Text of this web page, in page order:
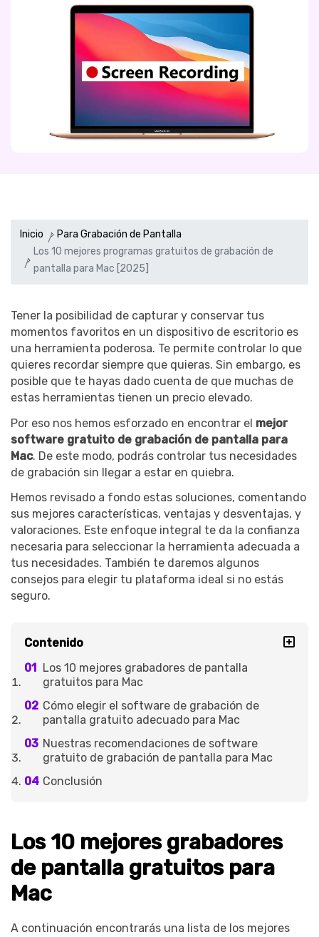
Inicio
Para Grabación de Pantalla
Los 10 mejores programas gratuitos de grabación de
pantalla para Mac [2025]
Tener la posibilidad de capturar y conservar tus
momentos favoritos en un dispositivo de escritorio es
una herramienta poderosa. Te permite controlar lo que
quieres recordar siempre que quieras. Sin embargo, es
posible que te hayas dado cuenta de que muchas de
estas herramientas tienen un precio elevado.
Por eso nos hemos esforzado en encontrar el mejor
software gratuito de grabación de pantalla para
Mac. De este modo, podrás controlar tus necesidades
de grabación sin llegar a estar en quiebra.
Hemos revisado a fondo estas soluciones, comentando
sus mejores características, ventajas y desventajas, y
valoraciones. Este enfoque integral te da la confianza
necesaria para seleccionar la herramienta adecuada a
tus necesidades. También te daremos algunos
consejos para elegir tu plataforma ideal si no estás
seguro.
Contenido
Los 10 mejores grabadores de pantalla
gratuitos para Mac
Cómo elegir el software de grabación de
pantalla gratuito adecuado para Mac
Nuestras recomendaciones de software
gratuito de grabación de pantalla para Mac
Conclusión
Los 10 mejores grabadores
de pantalla gratuitos para
Mac
A continuación encontrarás una lista de los mejores